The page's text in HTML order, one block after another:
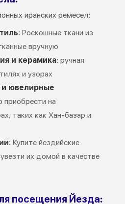
иранских ремесел:
: Роскошные ткани из
вручную
и керамика: ручная
и узорах
ювелирные
на
таких как Хан-базар и
: Купите йездийские
их домой в качестве
посещения Йезда: